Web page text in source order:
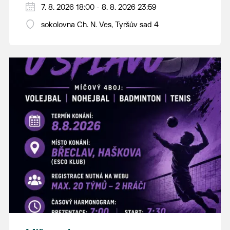
PÁTEK 7. srpna
18:00 - ruční stavění máje
14:00 - krojový průvod pro stárky od
hostince “U Buvola”
16:00 - odpolední zábava na sokolovně
21:00 - večerní zábava
K tanci a poslechu bude hrát DH
Lanžhotčané.
Těšíme se na Vás!
7. 8. 2026 18:00 - 8. 8. 2026 23:59
sokolovna Ch. N. Ves, Tyršův sad 4